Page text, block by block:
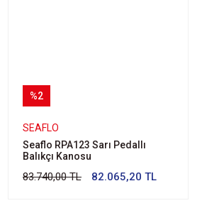
%2
SEAFLO
Seaflo RPA123 Sarı Pedallı
Balıkçı Kanosu
83.740,00 TL 82.065,20 TL